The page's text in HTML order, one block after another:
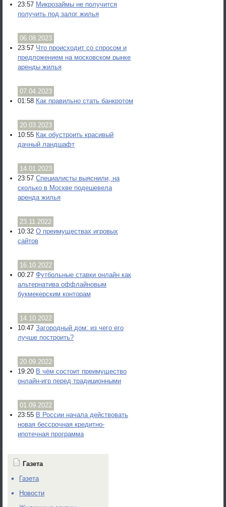
23:57 Микрозаймы не получится
получить под залог жилья
06.08.2023
23:57 Что происходит со спросом и
предложением на московском рынке
аренды жилья
07.04.2023
01:58 Как правильно стать банкротом
20.03.2023
10:55 Как обустроить красивый
дачный ландшафт
14.01.2023
23:57 Специалисты выяснили, на
сколько в Москве подешевела
аренда жилья
23.11.2022
10:32 О преимуществах игровых
сайтов
16.10.2022
00:27 Футбольные ставки онлайн как
альтернатива оффлайновым
букмекерским конторам
14.10.2022
10:47 Загородный дом: из чего его
лучше построить?
20.09.2022
19:20 В чём состоит преимущество
онлайн-игр перед традиционными
01.09.2022
23:55 В России начала действовать
новая бессрочная кредитно-
ипотечная программа
Газета
Газета
Новости